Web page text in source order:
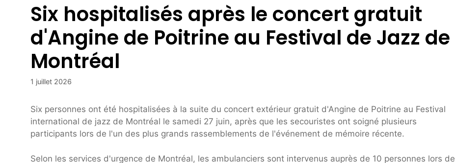
Six hospitalisés après le concert gratuit
d'Angine de Poitrine au Festival de Jazz de
Montréal
1 juillet 2026
Six personnes ont été hospitalisées à la suite du concert extérieur gratuit d'Angine de Poitrine au Festival
international de jazz de Montréal le samedi 27 juin, après que les secouristes ont soigné plusieurs
participants lors de l'un des plus grands rassemblements de l'événement de mémoire récente.
Selon les services d'urgence de Montréal, les ambulanciers sont intervenus auprès de 10 personnes lors de